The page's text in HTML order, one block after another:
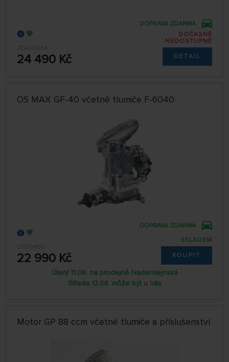
2DLA0064
24 490 Kč
DOPRAVA ZDARMA
DOČASNĚ
NEDOSTUPNÉ
DETAIL
OS MAX GF-40 včetně tlumiče F-6040
OS39400
22 990 Kč
DOPRAVA ZDARMA
SKLADEM
KOUPIT
Úterý 11.08. na prodejně Nademlejnská
Středa 12.08. může být u Vás
Motor GP 88 ccm včetně tlumiče a příslušenství